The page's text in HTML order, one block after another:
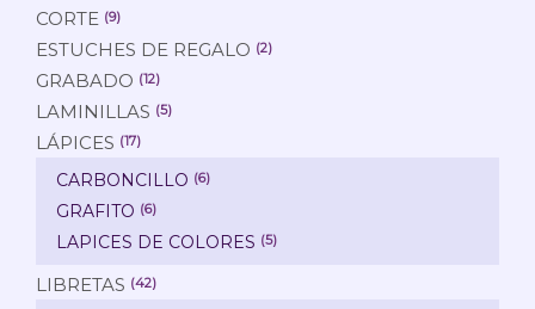
CORTE (9)
ESTUCHES DE REGALO (2)
GRABADO (12)
LAMINILLAS (5)
LÁPICES (17)
CARBONCILLO (6)
GRAFITO (6)
LAPICES DE COLORES (5)
LIBRETAS (42)